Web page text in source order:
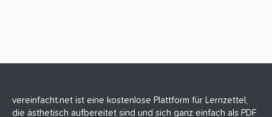
vereinfacht.net ist eine kostenlose Plattform für Lernzettel,
die ästhetisch aufbereitet sind und sich ganz einfach als PDF